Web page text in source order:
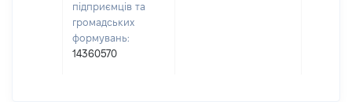
підприємців та
громадських
формувань:
14360570